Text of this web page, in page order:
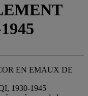
EN EMAUX DE
1930-1945